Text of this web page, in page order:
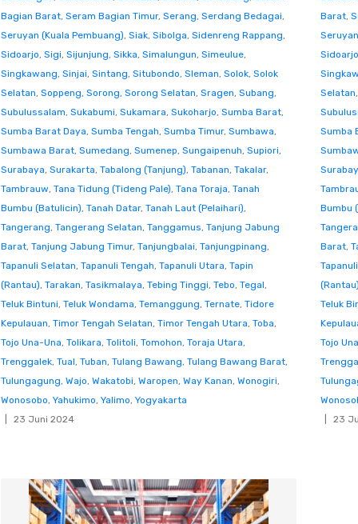
Bagian Barat, Seram Bagian Timur, Serang, Serdang Bedagai,
Seruyan (Kuala Pembuang), Siak, Sibolga, Sidenreng Rappang,
Sidoarjo, Sigi, Sijunjung, Sikka, Simalungun, Simeulue,
Singkawang, Sinjai, Sintang, Situbondo, Sleman, Solok, Solok
Selatan, Soppeng, Sorong, Sorong Selatan, Sragen, Subang,
Subulussalam, Sukabumi, Sukamara, Sukoharjo, Sumba Barat,
Sumba Barat Daya, Sumba Tengah, Sumba Timur, Sumbawa,
Sumbawa Barat, Sumedang, Sumenep, Sungaipenuh, Supiori,
Surabaya, Surakarta, Tabalong (Tanjung), Tabanan, Takalar,
Tambrauw, Tana Tidung (Tideng Pale), Tana Toraja, Tanah
Bumbu (Batulicin), Tanah Datar, Tanah Laut (Pelaihari),
Tangerang, Tangerang Selatan, Tanggamus, Tanjung Jabung
Barat, Tanjung Jabung Timur, Tanjungbalai, Tanjungpinang,
Tapanuli Selatan, Tapanuli Tengah, Tapanuli Utara, Tapin
(Rantau), Tarakan, Tasikmalaya, Tebing Tinggi, Tebo, Tegal,
Teluk Bintuni, Teluk Wondama, Temanggung, Ternate, Tidore
Kepulauan, Timor Tengah Selatan, Timor Tengah Utara, Toba,
Tojo Una-Una, Tolikara, Tolitoli, Tomohon, Toraja Utara,
Trenggalek, Tual, Tuban, Tulang Bawang, Tulang Bawang Barat,
Tulungagung, Wajo, Wakatobi, Waropen, Way Kanan, Wonogiri,
Wonosobo, Yahukimo, Yalimo, Yogyakarta
23 Juni 2024
Barat,
Sidoarjo
Selatan,
Sumba
Bumbu
Barat,
(Rantau)
Teluk
Tojo
23